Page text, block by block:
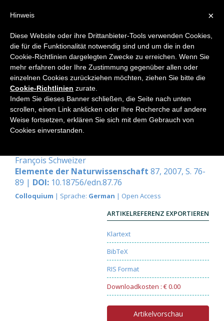
Home
Beobachtungen bei der
Biokristallisation von Glykogen
Der Einfluss des Verhältnisses
Zusatz/Kupferchlorid auf die Ausbildung der
François Schweizer
Elemente der Naturwissenschaft 87, 2007, S. 76-
89 | DOI: 10.18756/edn.87.76
Colloquium | Sprache: German | Open Access
ARTIKELREFERENZ EXPORTIEREN
Klartext
BibTeX
RIS Format
Downloadkosten : € 0.00
Artikelvorschau
×
Hinweis
Diese Website oder ihre Drittanbieter-Tools verwenden Cookies,
die für die Funktionalität notwendig sind und um die in den
Cookie-Richtlinien dargelegten Zwecke zu erreichen. Wenn Sie
mehr erfahren oder Ihre Zustimmung gegenüber allen oder
einzelnen Cookies zurückziehen möchten, ziehen Sie bitte die
Cookie-Richtlinien zurate.
Indem Sie dieses Banner schließen, die Seite nach unten
scrollen, einen Link anklicken oder Ihre Recherche auf andere
Weise fortsetzen, erklären Sie sich mit dem Gebrauch von
Cookies einverstanden.